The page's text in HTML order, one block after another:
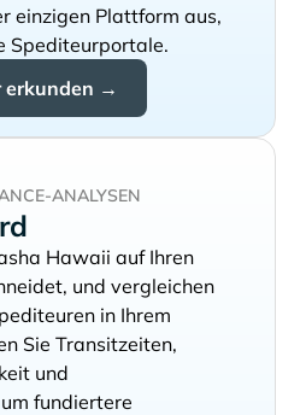
einzigen Plattform aus,
Spediteurportale.
erkunden →
ANALYSEN
auf Ihren
und vergleichen
in Ihrem
Sie Transitzeiten,
und
fundiertere